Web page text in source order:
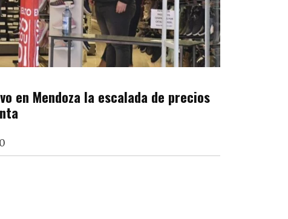
en Mendoza la escalada de precios